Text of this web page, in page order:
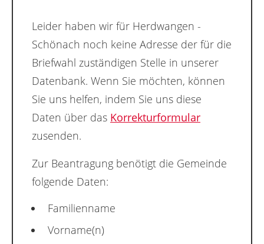
Leider haben wir für Herdwangen -
Schönach noch keine Adresse der für die
Briefwahl zuständigen Stelle in unserer
Datenbank. Wenn Sie möchten, können
Sie uns helfen, indem Sie uns diese
Daten über das Korrekturformular
zusenden.
Zur Beantragung benötigt die Gemeinde
folgende Daten:
Familienname
Vorname(n)